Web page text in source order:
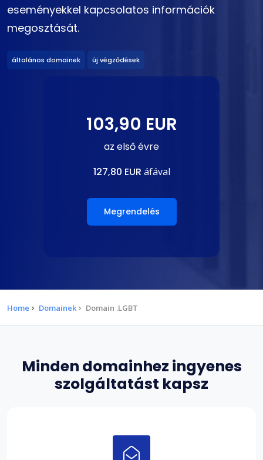
eseményekkel kapcsolatos információk
megosztását.
általános domainek új végződések
103,90 EUR
az első évre
127,80 EUR áfával
Megrendelés
Home Domainek Domain .LGBT
Minden domainhez ingyenes
szolgáltatást kapsz